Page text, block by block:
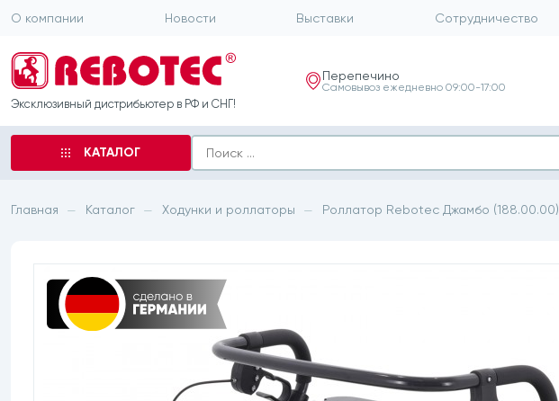
О компании Новости Выставки Сотрудничество
Эксклюзивный дистрибьютер в РФ и СНГ!
Перепечино
Самовывоз ежедневно 09:00-17:00
КАТАЛОГ
Главная — Каталог — Ходунки и роллаторы — Роллатор Rebotec Джамбо (188.00.00)